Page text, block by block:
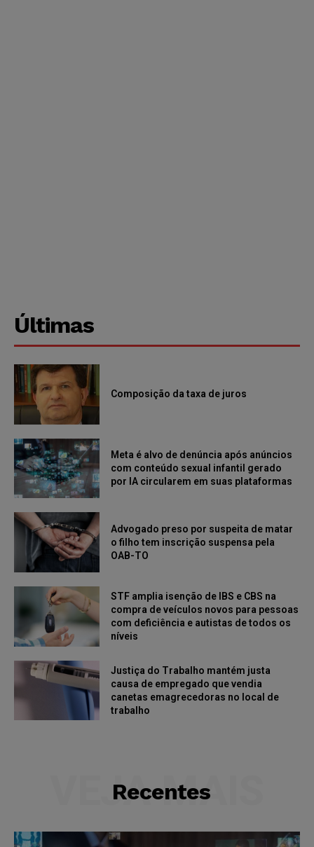
Últimas
Composição da taxa de juros
Meta é alvo de denúncia após anúncios
com conteúdo sexual infantil gerado
por IA circularem em suas plataformas
Advogado preso por suspeita de matar
o filho tem inscrição suspensa pela
OAB-TO
STF amplia isenção de IBS e CBS na
compra de veículos novos para pessoas
com deficiência e autistas de todos os
níveis
Justiça do Trabalho mantém justa
causa de empregado que vendia
canetas emagrecedoras no local de
trabalho
Recentes
VEJA MAIS